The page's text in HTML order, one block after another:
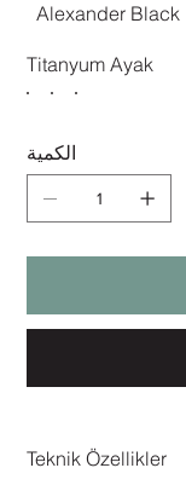
Alexander Black
Titanyum Ayak
الكمية
Teknik Özellikler